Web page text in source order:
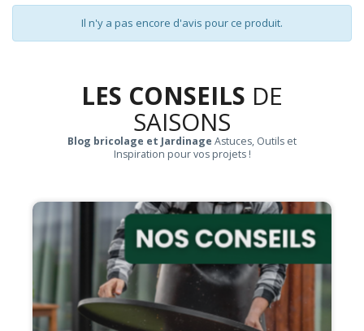
Il n'y a pas encore d'avis pour ce produit.
LES CONSEILS DE
SAISONS
Blog bricolage et Jardinage Astuces, Outils et
Inspiration pour vos projets !